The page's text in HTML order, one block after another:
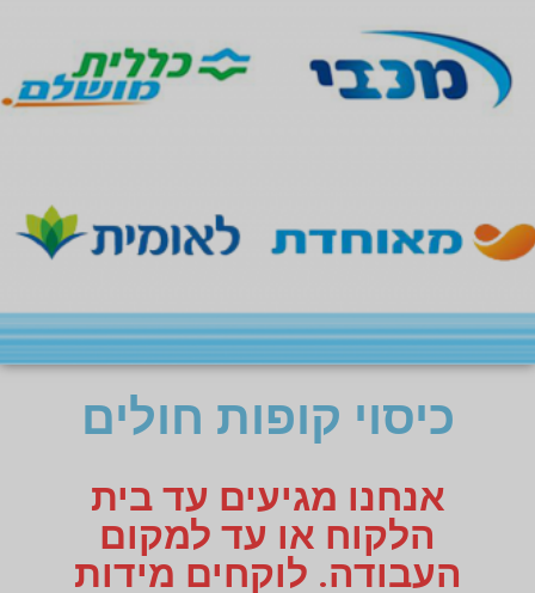
כיסוי קופות חולים
אנחנו מגיעים עד בית
הלקוח או עד למקום
העבודה. לוקחים מידות